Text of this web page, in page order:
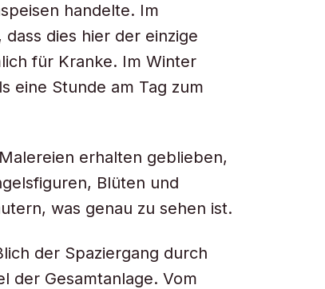
handelte. Im
dies hier der einzige
für Kranke. Im Winter
eine Stunde am Tag zum
erhalten geblieben,
Blüten und
was genau zu sehen ist.
der Spaziergang durch
der Gesamtanlage. Vom